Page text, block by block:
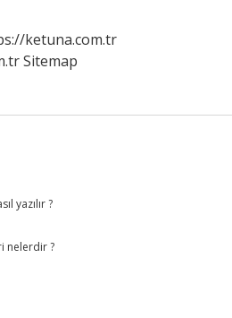
ketuna.com.tr
Sitemap
yazılır ?
nelerdir ?